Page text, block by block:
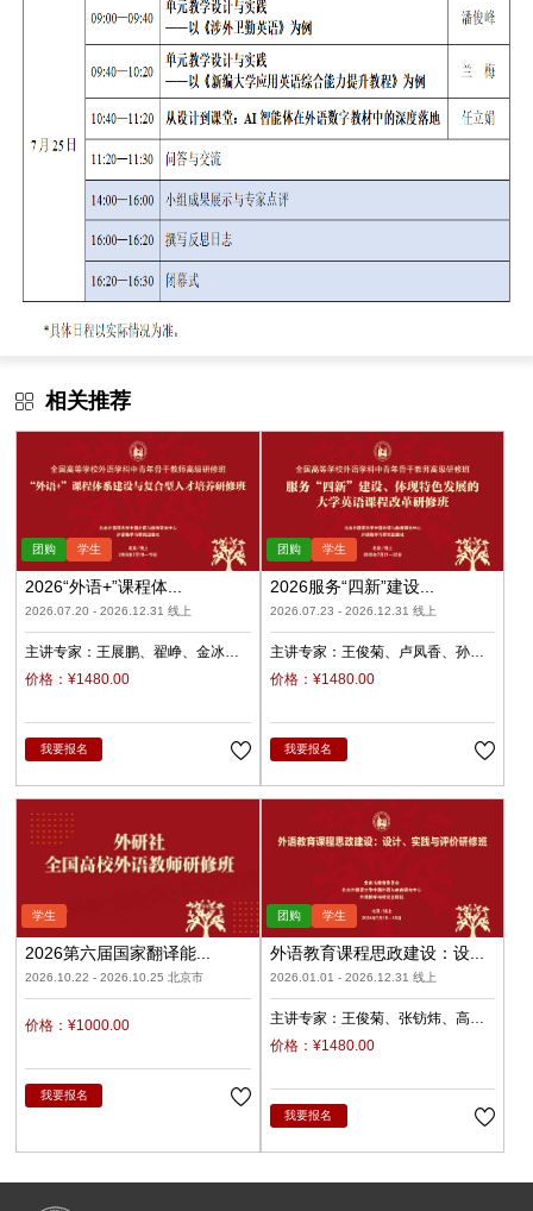
相关推荐
2026“外语+”课程体...
2026.07.20 - 2026.12.31 线上
主讲专家： 王展鹏 翟峥
金冰
张清
杨天娲
价格：¥1480.00
我要报名
2026服务“四新”建设...
2026.07.23 - 2026.12.31 线上
主讲专家： 王俊菊 卢凤香
孙
瑜
柳睿
价格：¥1480.00
我要报名
2026第六届国家翻译能...
2026.10.22 - 2026.10.25 北京市
价格：¥1000.00
我要报名
外语教育课程思政建设：设...
2026.01.01 - 2026.12.31 线上
主讲专家： 王俊菊 张钫炜
高秀
平
孔德麟
价格：¥1480.00
我要报名